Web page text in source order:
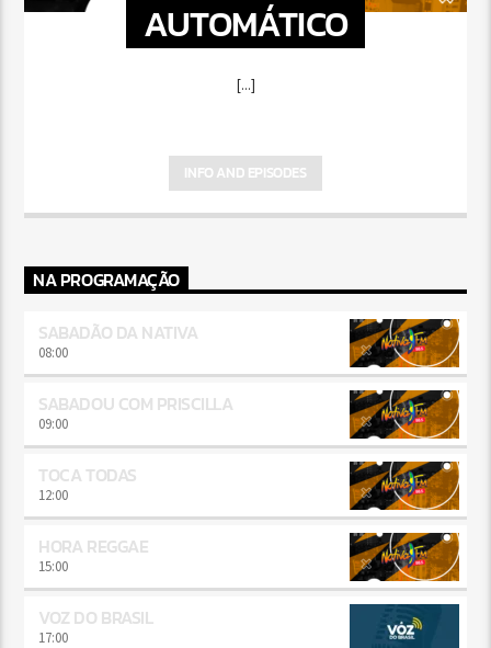
AUTOMÁTICO
[...]
INFO AND EPISODES
NA PROGRAMAÇÃO
SABADÃO DA NATIVA
08:00
SABADOU COM PRISCILLA
09:00
TOCA TODAS
12:00
HORA REGGAE
15:00
VOZ DO BRASIL
17:00